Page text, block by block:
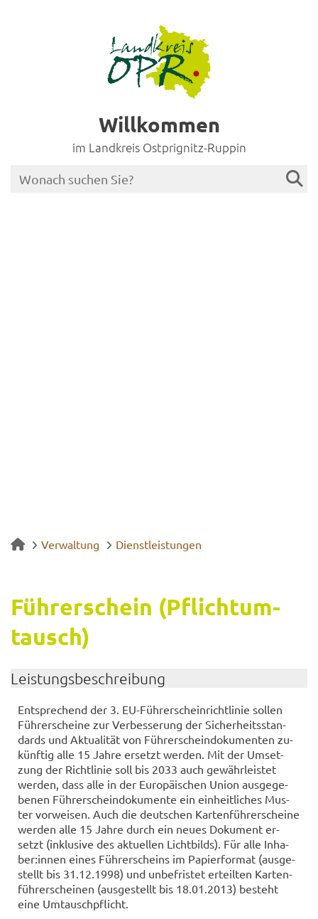
Willkommen
im Landkreis Ostprignitz-Ruppin
Verwaltung Dienstleistungen
Füh­rer­schein (Pflicht­um­
tausch)
Leis­tungs­be­schrei­bung
Ent­spre­chend der 3. EU-​Führerscheinrichtlinie sol­len
Füh­rer­schei­ne zur Ver­bes­se­rung der Si­cher­heits­stan­
dards und Ak­tua­li­tät von Füh­rer­schein­do­ku­men­ten zu­
künf­tig alle 15 Jahre er­setzt wer­den. Mit der Um­set­
zung der Richt­li­nie soll bis 2033 auch ge­währ­leis­tet
wer­den, dass alle in der Eu­ro­päi­schen Union aus­ge­ge­
be­nen Füh­rer­schein­do­ku­men­te ein ein­heit­li­ches Mus­
ter vor­wei­sen. Auch die deut­schen Kar­ten­füh­rer­schei­ne
wer­den alle 15 Jahre durch ein neues Do­ku­ment er­
setzt (in­klu­si­ve des ak­tu­el­len Licht­bilds). Für alle In­ha­
ber:innen eines Füh­rer­scheins im Pa­pier­for­mat (aus­ge­
stellt bis 31.12.1998) und un­be­fris­tet er­teil­ten Kar­ten­
füh­rer­schei­nen (aus­ge­stellt bis 18.01.2013) be­steht
eine Um­tausch­pflicht.